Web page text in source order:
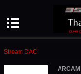
Stream DAC
ARCAM